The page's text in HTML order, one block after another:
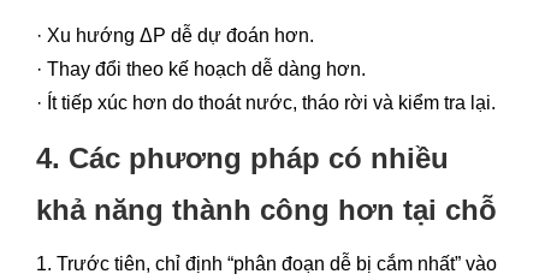
· Xu hướng ΔP dễ dự đoán hơn.
· Thay đổi theo kế hoạch dễ dàng hơn.
· Ít tiếp xúc hơn do thoát nước, tháo rời và kiểm tra lại.
4. Các phương pháp có nhiều
khả năng thành công hơn tại chỗ
1. Trước tiên, chỉ định “phân đoạn dễ bị cắm nhất” vào